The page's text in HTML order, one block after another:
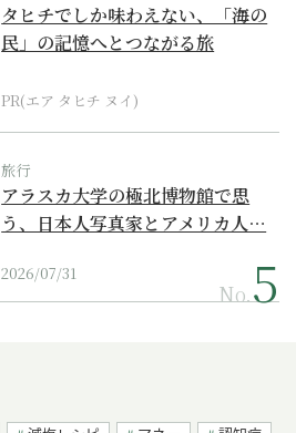
タヒチでしか味わえない、「海の
民」の記憶へとつながる旅
PR(エア タヒチ ヌイ)
旅行
アラスカ大学の極北博物館で思
う、日本人写真家とアメリカ人…
2026/07/31
No.